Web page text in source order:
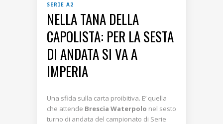
SERIE A2
NELLA TANA DELLA
CAPOLISTA: PER LA SESTA
DI ANDATA SI VA A
IMPERIA
Una sfida sulla carta proibitiva. E’ quella
che attende Brescia Waterpolo nel sesto
turno di andata del campionato di Serie